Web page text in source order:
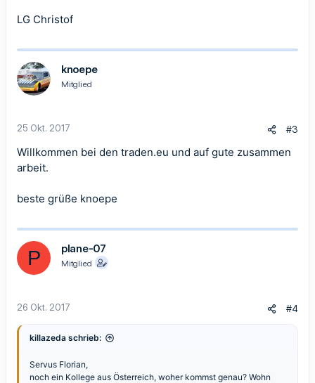
LG Christof
knoepe
Mitglied
25 Okt. 2017 #3
Willkommen bei den traden.eu und auf gute zusammen
arbeit.
beste grüße knoepe
P plane-07
Mitglied
26 Okt. 2017 #4
killazeda schrieb:
Servus Florian,
noch ein Kollege aus Österreich, woher kommst genau? Wohn